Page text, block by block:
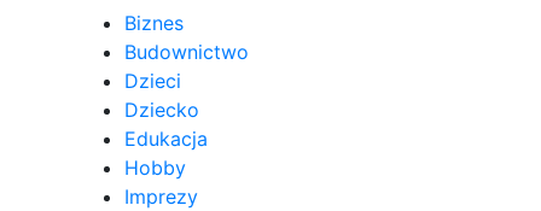
Biznes
Budownictwo
Dzieci
Dziecko
Edukacja
Hobby
Imprezy